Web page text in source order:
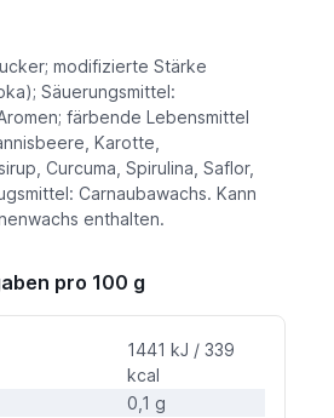
modifizierte Stärke
Säuerungsmittel:
färbende Lebensmittel
Karotte,
Curcuma, Spirulina, Saflor,
Carnaubawachs. Kann
enthalten.
pro 100 g
1441 kJ / 339
kcal
0,1 g